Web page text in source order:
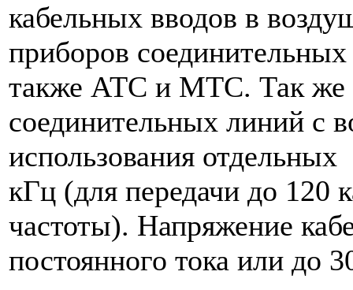
кабельных вводов в
приборов
также АТС и МТС. Так же
соединительных линий с
использования
кГц (для передачи до 120
частоты). Напряжение
постоянного тока или до